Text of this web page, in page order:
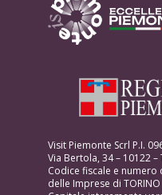
Visit Piemonte Scrl P.I.
Via Bertola, 34 – 10122 –
Codice fiscale e numero
delle Imprese di TORINO